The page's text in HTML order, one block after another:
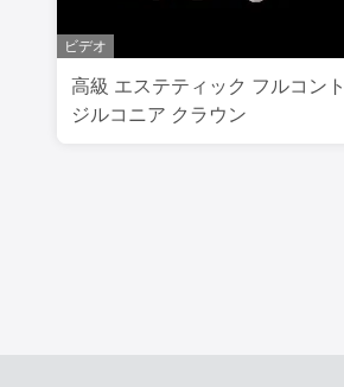
ビデオ
高級 エステティック フルコン
ジルコニア クラウン